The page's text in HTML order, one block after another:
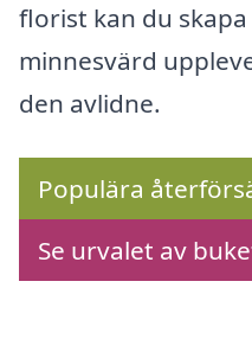
florist kan du
minnesvärd
den avlidne.
Populära
Se urvalet av